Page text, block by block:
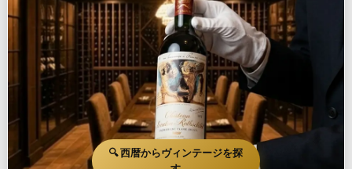
🔍 西暦からヴィンテージを探